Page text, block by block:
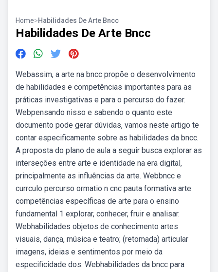
Home>Habilidades De Arte Bncc
Habilidades De Arte Bncc
Webassim, a arte na bncc propõe o desenvolvimento
de habilidades e competências importantes para as
práticas investigativas e para o percurso do fazer.
Webpensando nisso e sabendo o quanto este
documento pode gerar dúvidas, vamos neste artigo te
contar especificamente sobre as habilidades da bncc.
A proposta do plano de aula a seguir busca explorar as
interseções entre arte e identidade na era digital,
principalmente as influências da arte. Webbncc e
currculo percurso ormatio n cnc pauta formativa arte
competências específicas de arte para o ensino
fundamental 1 explorar, conhecer, fruir e analisar.
Webhabilidades objetos de conhecimento artes
visuais, dança, música e teatro; (retomada) articular
imagens, ideias e sentimentos por meio da
especificidade dos. Webhabilidades da bncc para